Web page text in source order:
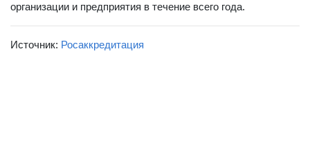
организации и предприятия в течение всего года.
Источник: Росаккредитация